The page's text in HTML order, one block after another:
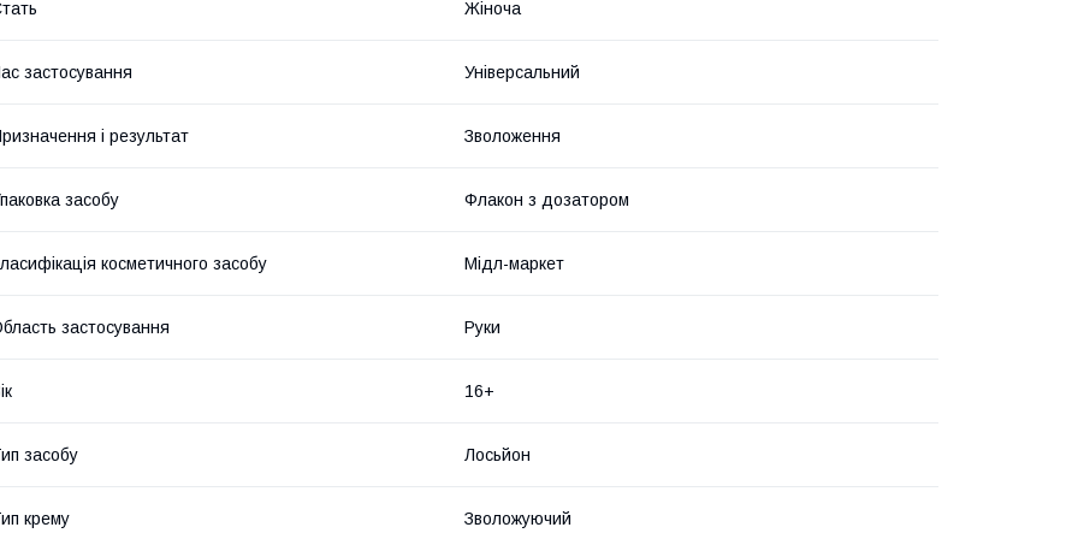
Жіноча
застосування Універсальний
і результат Зволоження
засобу Флакон з дозатором
косметичного засобу Мідл-маркет
застосування Руки
16+
засобу Лосьйон
крему Зволожуючий